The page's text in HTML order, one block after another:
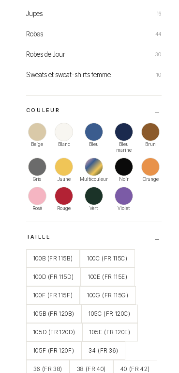
Jupes 16
Robes 44
Robes de Jour 30
Sweats et sweat-shirts femme 10
COULEUR
Beige Blanc Bleu
Bleu
marine
Brun
Gris Jaune Multicouleur Noir Orange
Rosé Rouge Vert Violet
TAILLE
100B (FR 115B) 100C (FR 115C)
100D (FR 115D) 100E (FR 115E)
100F (FR 115F) 100G (FR 115G)
105B (FR 120B) 105C (FR 120C)
105D (FR 120D) 105E (FR 120E)
105F (FR 120F) 34 (FR 36)
36 (FR 38) 38 (FR 40) 40 (FR 42)